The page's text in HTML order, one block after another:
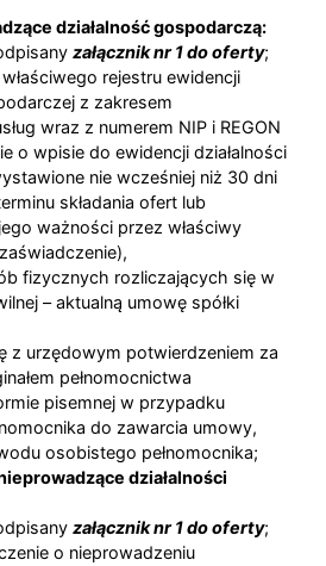
działalność gospodarczą:
załącznik nr 1 do oferty;
rejestru ewidencji
z zakresem
wraz z numerem NIP i REGON
o wpisie do ewidencji działalności
nie wcześniej niż 30 dni
składania ofert lub
ważności przez właściwy
fizycznych rozliczających się w
– aktualną umowę spółki
z urzędowym potwierdzeniem za
pełnomocnictwa
pisemnej w przypadku
do zawarcia umowy,
osobistego pełnomocnika;
działalności
załącznik nr 1 do oferty;
o nieprowadzeniu